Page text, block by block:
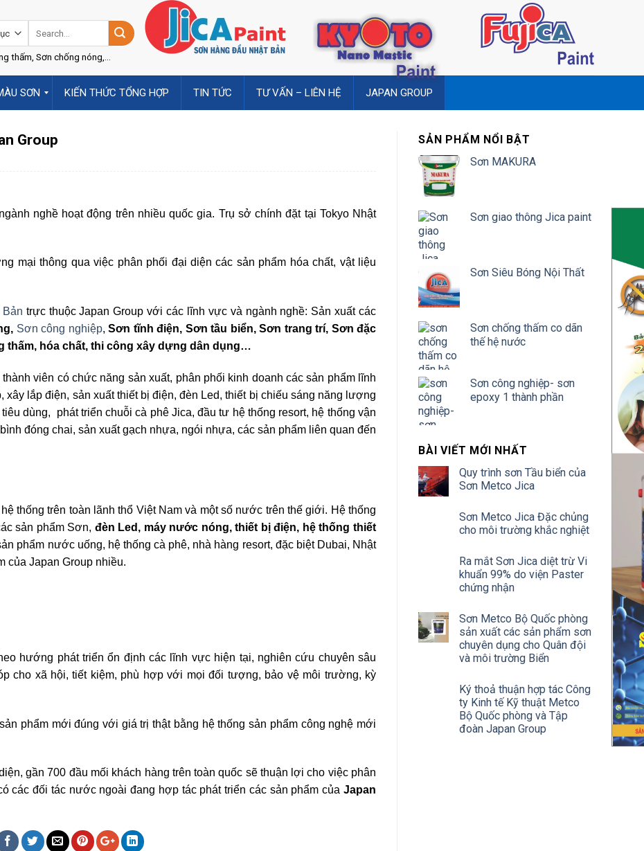
thấm, Sơn chống nóng,...
SƠN KIẾN THỨC TỔNG HỢP TIN TỨC TƯ VẤN – LIÊN HỆ JAPAN GROUP
Group
nghề hoạt động trên nhiều quốc gia. Trụ sở chính đặt tại Tokyo Nhật
mại thông qua việc phân phối đại diện các sản phẩm hóa chất, vật liệu
trực thuộc Japan Group với các lĩnh vực và ngành nghề: Sản xuất các
Sơn công nghiệp, Sơn tĩnh điện, Sơn tầu biển, Sơn trang trí, Sơn đặc
thấm, hóa chất, thi công xây dựng dân dụng…
viên có chức năng sản xuất, phân phối kinh doanh các sản phẩm lĩnh
lắp điện, sản xuất thiết bị điện, đèn Led, thiết bị chiếu sáng năng lượng
dùng, phát triển chuỗi cà phê Jica, đầu tư hệ thống resort, hệ thống vận
đóng chai, sản xuất gạch nhựa, ngói nhựa, các sản phẩm liên quan đến
trên toàn lãnh thổ Việt Nam và một số nước trên thế giới. Hệ thống
sản phẩm Sơn, đèn Led, máy nước nóng, thiết bị điện, hệ thống thiết
phẩm nước uống, hệ thống cà phê, nhà hàng resort, đặc biệt Dubai, Nhật
của Japan Group nhiều.
phát triển ổn định các lĩnh vực hiện tại, nghiên cứu chuyên sâu
cho xã hội, tiết kiệm, phù hợp với mọi đối tượng, bảo vệ môi trường, kỳ
phẩm mới đúng với giá trị thật bằng hệ thống sản phẩm công nghệ mới
gần 700 đầu mối khách hàng trên toàn quốc sẽ thuận lợi cho việc phân
các đối tác nước ngoài đang hợp tác phát triển các sản phẩm của Japan
SẢN PHẨM NỔI BẬT
Sơn MAKURA
Sơn giao thông Jica paint
Sơn Siêu Bóng Nội Thất
Sơn chống thấm co dãn
thế hệ nước
Sơn công nghiệp- sơn
epoxy 1 thành phần
BÀI VIẾT MỚI NHẤT
Quy trình sơn Tầu biển của
Sơn Metco Jica
Sơn Metco Jica Đặc chủng
cho môi trường khắc nghiệt
Ra mắt Sơn Jica diệt trừ Vi
khuẩn 99% do viện Paster
chứng nhận
Sơn Metco Bộ Quốc phòng
sản xuất các sản phẩm sơn
chuyên dụng cho Quân đội
và môi trường Biển
Ký thoả thuận hợp tác Công
ty Kinh tế Kỹ thuật Metco
Bộ Quốc phòng và Tập
đoàn Japan Group